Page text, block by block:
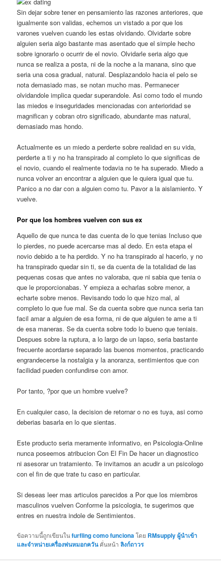
Sin dejar sobre tener en pensamiento las razones anteriores, que
igualmente son validas, echemos un vistado a por que los
varones vuelven cuando les estas olvidando. Olvidarte sobre
alguien seria algo bastante mas asentado que el simple hecho
sobre ignorarlo o ocurrir de el novio. Olvidarle seria algo que
nunca se realiza a posta, ni de la noche a la manana, sino que
seria una cosa gradual, natural. Desplazandolo hacia el pelo se
nota demasiado mas, se notan mucho mas. Permanecer
olvidandole implica quedar superandole. Asi como todo el mundo
las miedos e inseguridades mencionadas con anterioridad se
magnifican y cobran otro significado, abundante mas natural,
demasiado mas hondo.
Actualmente es un miedo a perderte sobre realidad en su vida,
perderte a ti y no ha transpirado al completo lo que significas de
el novio, cuando el realmente todavia no te ha superado. Miedo a
nunca volver an encontrar a alguien que le quiera igual que tu.
Panico a no dar con a alguien como tu. Pavor a la aislamiento. Y
vuelve.
Por que los hombres vuelven con sus ex
Aquello de que nunca te das cuenta de lo que tenias Incluso que
lo pierdes, no puede acercarse mas al dedo. En esta etapa el
novio debido a te ha perdido. Y no ha transpirado al hacerlo, y no
ha transpirado quedar sin ti, se da cuenta de la totalidad de las
pequenas cosas que antes no valoraba, que ni sabia que tenia o
que le proporcionabas. Y empieza a echarlas sobre menor, a
echarte sobre menos. Revisando todo lo que hizo mal, al
completo lo que fue mal. Se da cuenta sobre que nunca seria tan
facil amar a alguien de esa forma, ni de que alguien te ame a ti
de esa maneras. Se da cuenta sobre todo lo bueno que teniais.
Despues sobre la ruptura, a lo largo de un lapso, seria bastante
frecuente acordarse separado las buenos momentos, practicando
engrandecerse la nostalgia y la anoranza, sentimientos que con
facilidad pueden confundirse con amor.
Por tanto, ?por que un hombre vuelve?
En cualquier caso, la decision de retornar o no es tuya, asi como
deberias basarla en lo que sientas.
Este producto seria meramente informativo, en Psicologia-Online
nunca poseemos atribucion Con El Fin De hacer un diagnostico
ni asesorar un tratamiento. Te invitamos an acudir a un psicologo
con el fin de que trate tu caso en particular.
Si deseas leer mas articulos parecidos a Por que los miembros
masculinos vuelven Conforme la psicologia, te sugerimos que
entres en nuestra indole de Sentimientos.
ข้อความนี้ถูกเขียนในfurfling como funcionaโดย RMsupply ผู้นำเข้า
และจำหน่ายเครื่องพ่นหมอกควันคั่นหน้าลิงก์ถาวร